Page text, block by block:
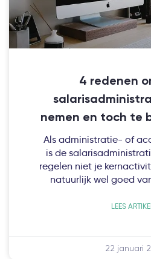
4 redenen
nemen en toch te
Als administratie- of
is de
regelen niet je
natuurlijk wel goed
LEES
22 januari